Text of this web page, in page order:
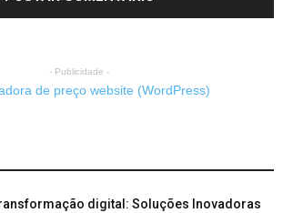
- Publicidade -
digital: Soluções Inovadoras